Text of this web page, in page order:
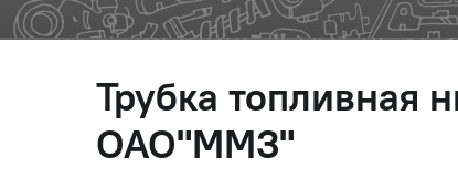
Трубка топливная
ОАО"ММЗ"